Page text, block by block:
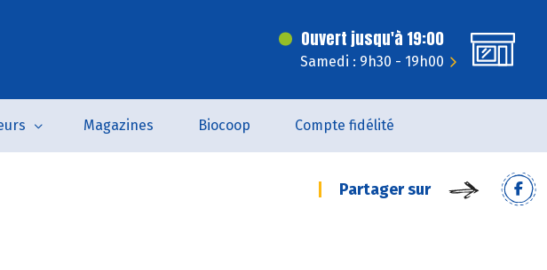
Ouvert jusqu'à 19:00
Samedi : 9h30 - 19h00
Magazines Biocoop Compte fidélité
Partager sur